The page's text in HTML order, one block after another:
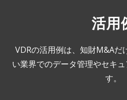
活用
VDRの活用例は、知財M&Aだ
い業界でのデータ管理やセキ
す。